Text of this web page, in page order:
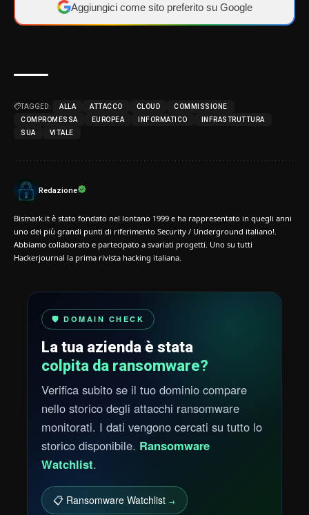
Aggiungici come sito preferito su Google
TAGGED: ALLA ATTACCO CLOUD
COMMISSIONE
COMPROMESSA
EUROPEA INFORMATICO
INFRASTRUTTURA
SUA
VITALE
Redazione
Bismark.it è stato fondato nel lontano 1999 e ha rappresentato in quegli anni
uno dei più grandi punti di riferimento Security / Underground italiano!.
Abbiamo collaborato e partecipato a svariati progetti. Uno su tutti
Hackerjournal la prima rivista hacking italiana.
🛡️ DOMAIN CHECK
La tua azienda è stata
colpita da ransomware?
Verifica subito se il tuo dominio compare
nello storico degli attacchi ransomware
monitorati. I dati vengono cercati su tutto lo
storico disponibile. Ransomware
Watchlist.
📋 Ransomware Watchlist →